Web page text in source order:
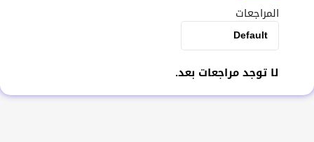
المراجعات
لا توجد مراجعات بعد.